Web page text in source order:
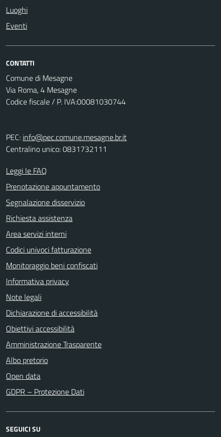
Luoghi
Eventi
CONTATTI
Comune di Mesagne
Via Roma, 4 Mesagne
Codice fiscale / P. IVA:00081030744
PEC: info@pec.comune.mesagne.br.it
Centralino unico: 0831732111
Leggi le FAQ
Prenotazione appuntamento
Segnalazione disservizio
Richiesta assistenza
Area servizi interni
Codici univoci fatturazione
Monitoraggio beni confiscati
Informativa privacy
Note legali
Dichiarazione di accessibilità
Obiettivi accessibilità
Amministrazione Trasparente
Albo pretorio
Open data
GDPR – Protezione Dati
SEGUICI SU